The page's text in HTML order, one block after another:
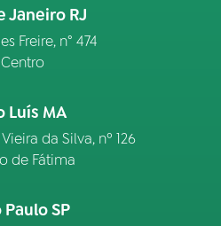
Janeiro RJ
Freire, n° 474
Centro
Luís MA
da Silva, nº 126
de Fátima
Paulo SP